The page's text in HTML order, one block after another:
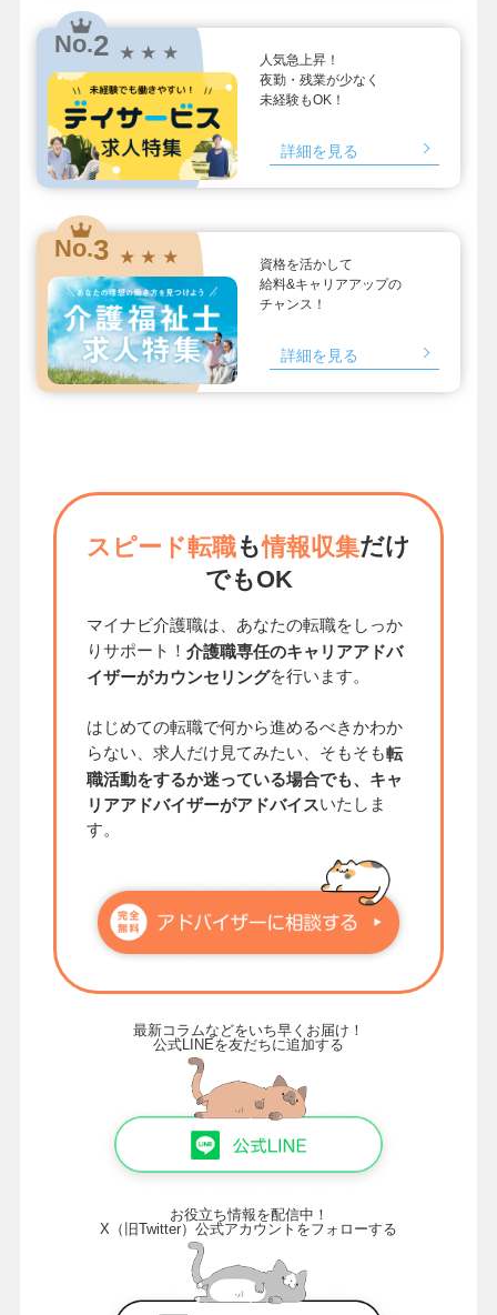
No.2 ★ ★ ★
人気急上昇！
夜勤・残業が少なく
未経験もOK！
詳細を見る
No.3 ★ ★ ★
資格を活かして
給料&キャリアアップの
チャンス！
詳細を見る
スピード転職も情報収集だけ
でもOK
マイナビ介護職は、あなたの転職をしっか
りサポート！ 介護職専任のキャリアアドバ
イザーがカウンセリングを行います。
はじめての転職で何から進めるべきかわか
らない、求人だけ見てみたい、そもそも転
職活動をするか迷っている場合でも、キャ
リアアドバイザーがアドバイスいたしま
す。
最新コラムなどをいち早くお届け！
公式LINEを友だちに追加する
お役立ち情報を配信中！
X（旧Twitter）公式アカウントをフォローする